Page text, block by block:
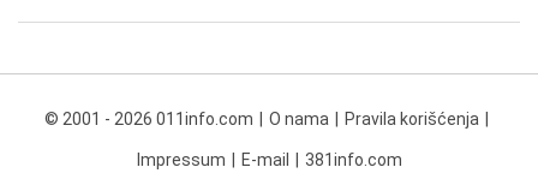
© 2001 - 2026 011info.com O nama Pravila korišćenja
Impressum E-mail 381info.com